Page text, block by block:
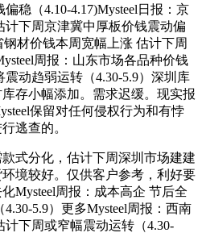
稳（4.10-4.17)Mysteel日报：京
下周京津冀中厚板价钱震动偏
材价钱本周宽幅上涨 估计下周
周报：山东市场各品种价钱
动趋弱运转（4.30-5.9）深圳库
存小幅添加。需求迟缓。现实报
保留对任何侵权行为和有悖
逃查的。
分化，估计下周深圳市场建建
境较好。仅供客户参考，利好要
Mysteel周报：成本高企 节后全
5.9）更多Mysteel周报：西南
下周或窄幅震动运转（4.30-